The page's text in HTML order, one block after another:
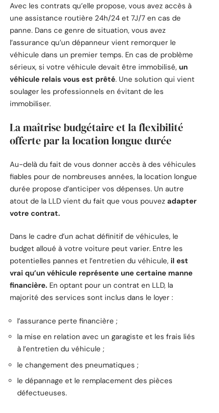
Avec les contrats qu’elle propose, vous avez accès à
une assistance routière 24h/24 et 7J/7 en cas de
panne. Dans ce genre de situation, vous avez
l’assurance qu’un dépanneur vient remorquer le
véhicule dans un premier temps. En cas de problème
sérieux, si votre véhicule devait être immobilisé, un
véhicule relais vous est prêté. Une solution qui vient
soulager les professionnels en évitant de les
immobiliser.
La maîtrise budgétaire et la flexibilité
offerte par la location longue durée
Au-delà du fait de vous donner accès à des véhicules
fiables pour de nombreuses années, la location longue
durée propose d’anticiper vos dépenses. Un autre
atout de la LLD vient du fait que vous pouvez adapter
votre contrat.
Dans le cadre d’un achat définitif de véhicules, le
budget alloué à votre voiture peut varier. Entre les
potentielles pannes et l’entretien du véhicule, il est
vrai qu’un véhicule représente une certaine manne
financière. En optant pour un contrat en LLD, la
majorité des services sont inclus dans le loyer :
l’assurance perte financière ;
la mise en relation avec un garagiste et les frais liés
à l’entretien du véhicule ;
le changement des pneumatiques ;
le dépannage et le remplacement des pièces
défectueuses.